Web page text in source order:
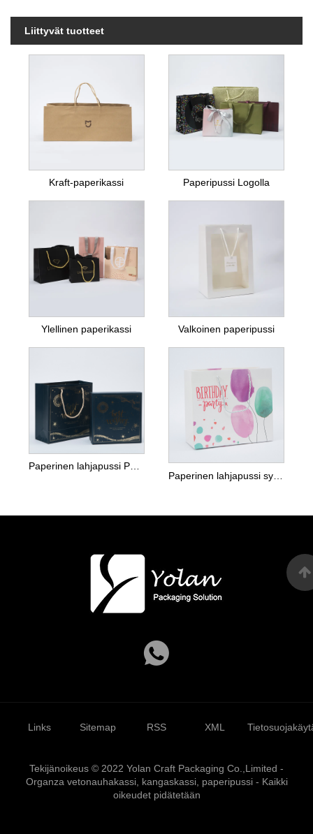
Liittyvät tuotteet
Kraft-paperikassi Paperipussi Logolla
Ylellinen paperikassi Valkoinen paperipussi
Paperinen lahjapussi Paperilaatikolla
Links Sitemap RSS XML
Tekijänoikeus © 2022 Yolan Craft Packaging Co.,Limited -
Organza vetonauhakassi, kangaskassi, paperipussi - Kaikki
oikeudet pidätetään